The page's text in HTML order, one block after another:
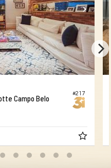
#217
Campo Belo